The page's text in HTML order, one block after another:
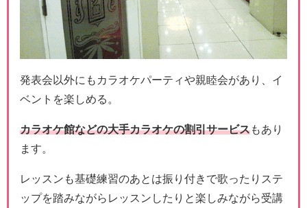
発表会以外にもカラオケパーティや親睦会があり、イ
ベントを楽しめる。
カラオケ館などの大手カラオケの割引サービスもあり
ます。
レッスンも基礎練習のあとは振り付きで歌ったりステ
ップを踏みながらレッスンしたりと楽しみながら受講